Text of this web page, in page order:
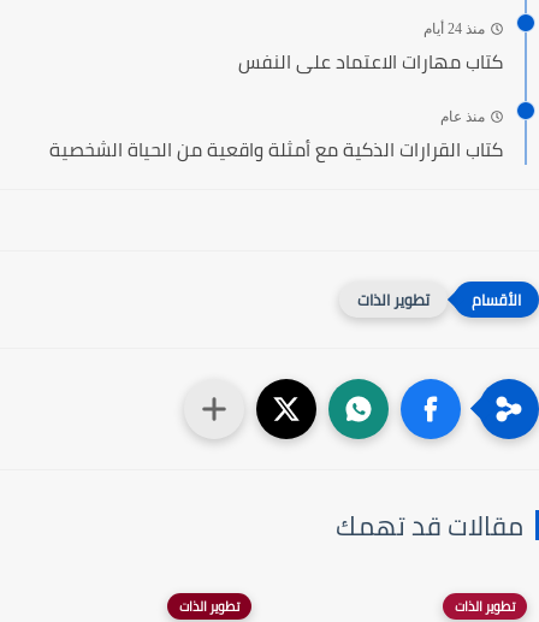
منذ 24 أيام
كتاب مهارات الاعتماد على النفس
منذ عام
كتاب القرارات الذكية مع أمثلة واقعية من الحياة الشخصية
تطوير الذات
مقالات قد تهمك
تطوير الذات تطوير الذات